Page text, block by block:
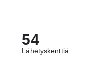
54
Lähetyskenttiä